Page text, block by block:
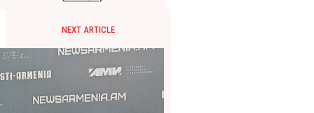
NEXT ARTICLE